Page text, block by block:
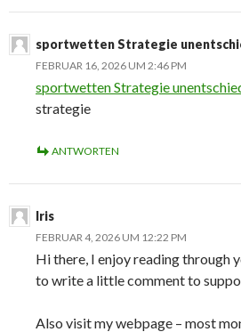
sportwetten Strategie
FEBRUAR 16, 2026 UM 2:46 PM
sportwetten Strategie
strategie
ANTWORTEN
Iris
FEBRUAR 4, 2026 UM 12:22 PM
Hi there, I enjoy reading through
to write a little comment to
Also visit my webpage – most